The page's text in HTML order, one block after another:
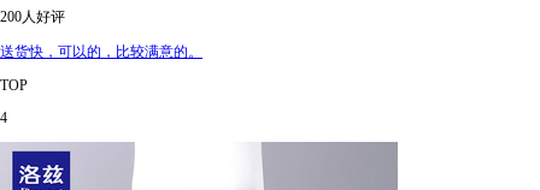
200人好评
送货快，可以的，比较满意的。
TOP
4